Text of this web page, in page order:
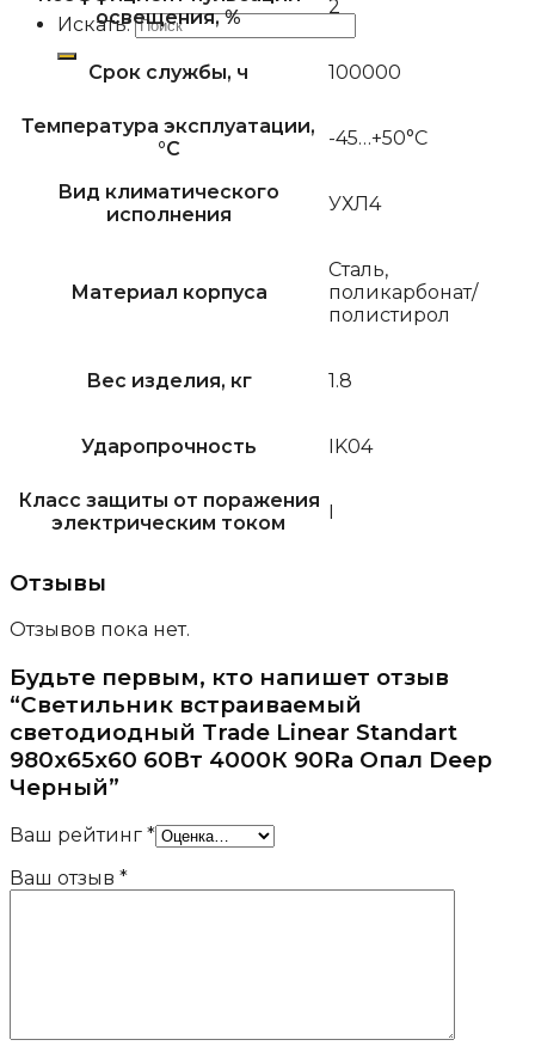
Искать:освещения, %
2
Срок службы, ч 100000
Температура эксплуатации,
°C
-45…+50°С
Вид климатического
исполнения
УХЛ4
Материал корпуса
Сталь,
поликарбонат/
полистирол
Вес изделия, кг 1.8
Ударопрочность IK04
Класс защиты от поражения
электрическим током
I
Отзывы
Отзывов пока нет.
Будьте первым, кто напишет отзыв
“Светильник встраиваемый
светодиодный Trade Linear Standart
980x65x60 60Вт 4000К 90Ra Опал Deep
Черный”
Ваш рейтинг *
Ваш отзыв *